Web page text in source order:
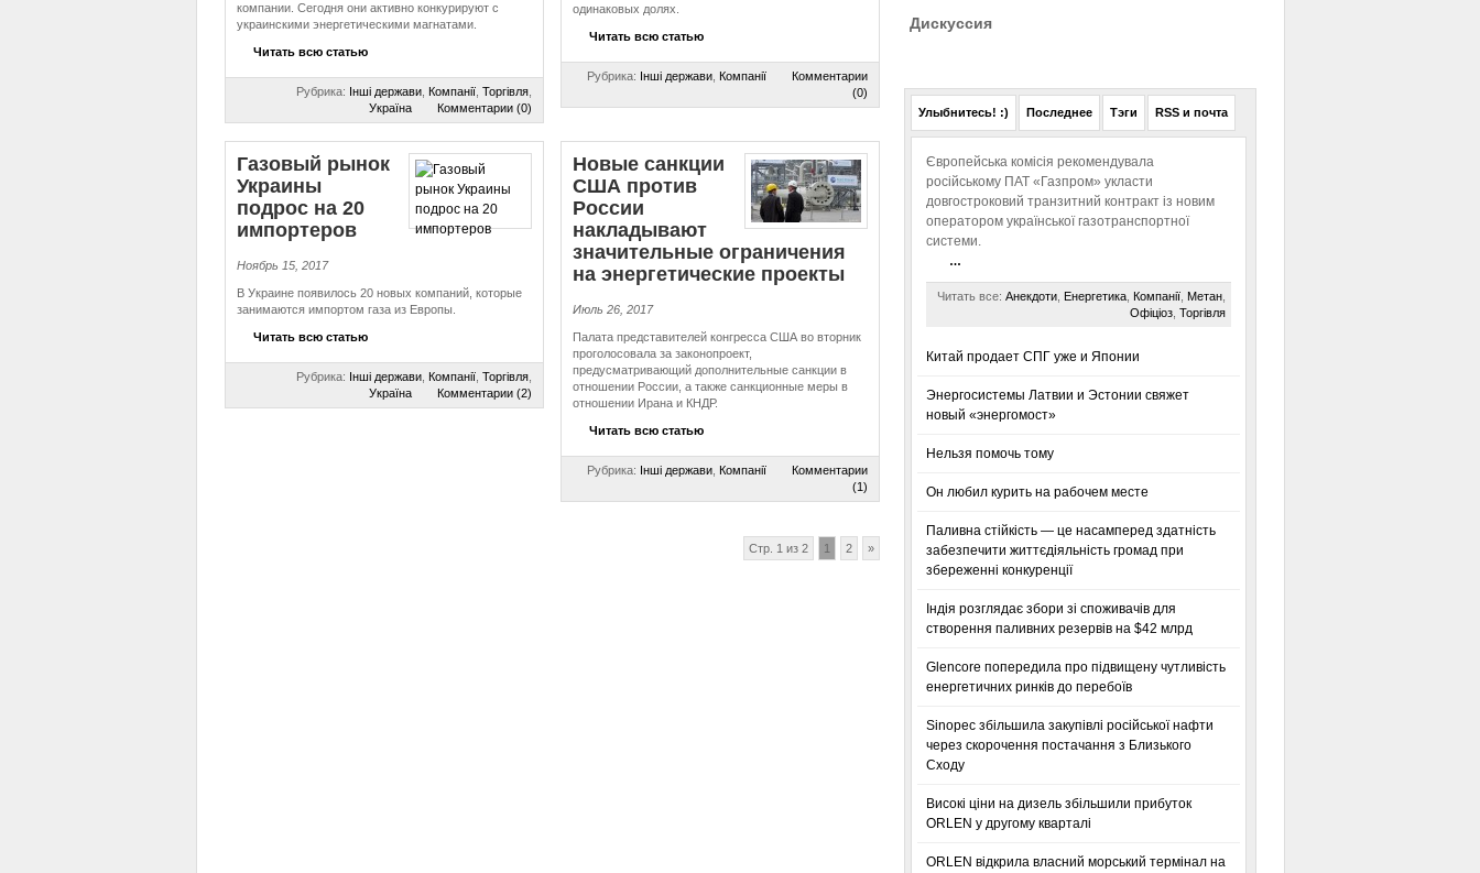
компании. Сегодня они активно конкурируют с
украинскими энергетическими магнатами.
Читать всю статью
Рубрика: Інші держави, Компанії, Торгівля,
Україна
Комментарии (0)
одинаковых долях.
Читать всю статью
Рубрика: Інші держави, Компанії
Комментарии
(0)
Газовый рынок
Украины
подрос на 20
импортеров
Ноябрь 15, 2017
В Украине появилось 20 новых компаний, которые
занимаются импортом газа из Европы.
Читать всю статью
Рубрика: Інші держави, Компанії, Торгівля,
Україна
Комментарии (2)
Новые санкции
США против
России
накладывают
значительные ограничения
на энер­ге­ти­че­ские проекты
Июль 26, 2017
Палата представителей конгресса США во вторник
проголосовала за законопроект,
предусматривающий дополнительные санкции в
отношении России, а также санкционные меры в
отношении Ирана и КНДР.
Читать всю статью
Рубрика: Інші держави, Компанії
Комментарии
(1)
Стр. 1 из 2 1 2 »
Дискуссия
Улыбнитесь! :) Последнее Тэги RSS и почта
Європейська комісія рекомендувала
російському ПАТ «Газпром» укласти
довгостроковий транзитний контракт із новим
оператором української газотранспортної
системи.
…
Читать все: Анекдоти, Енергетика, Компанії, Метан,
Офіціоз, Торгівля
Китай продает СПГ уже и Японии
Энергосистемы Латвии и Эстонии свяжет
новый «энергомост»
Нельзя помочь тому
Он любил курить на рабочем месте
Паливна стійкість — це насамперед здатність
забезпечити життєдіяльність громад при
збереженні конкуренції
Індія розглядає збори зі споживачів для
створення паливних резервів на $42 млрд
Glencore попередила про підвищену чутливість
енергетичних ринків до перебоїв
Sinopec збільшила закупівлі російської нафти
через скорочення постачання з Близького
Сходу
Високі ціни на дизель збільшили прибуток
ORLEN у другому кварталі
ORLEN відкрила власний морський термінал на